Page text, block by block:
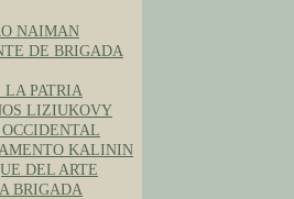
NAIMAN
DE BRIGADA
LA PATRIA
LIZIUKOVY
KALININ
DEL ARTE
BRIGADA